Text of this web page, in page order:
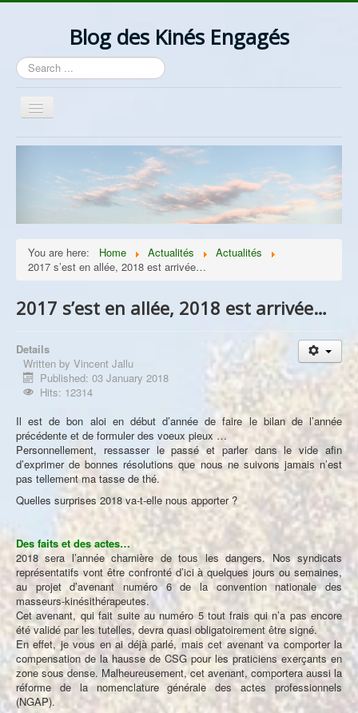
Blog des Kinés Engagés
Search
...
Toggle
Navigation
Bienvenue
Actualités
La Profession
Les Idées
Ordre/Contre Ordre
Lantzelot
À propos
You are here: Home Actualités
Actualités
2017 s’est en allée, 2018 est arrivée…
2017 s’est en allée, 2018 est arrivée…
Details
Written by Vincent Jallu
Published: 03 January 2018
Hits: 12314
Il est de bon aloi en début d’année de faire le bilan de l’année
précédente et de formuler des voeux pieux …
Personnellement, ressasser le passé et parler dans le vide afin
d’exprimer de bonnes résolutions que nous ne suivons jamais n’est
pas tellement ma tasse de thé.
Quelles surprises 2018 va-t-elle nous apporter ?
Des faits et des actes…
2018 sera l’année charnière de tous les dangers. Nos syndicats
représentatifs vont être confronté d’ici à quelques jours ou semaines,
au projet d’avenant numéro 6 de la convention nationale des
masseurs-kinésithérapeutes.
Cet avenant, qui fait suite au numéro 5 tout frais qui n’a pas encore
été validé par les tutelles, devra quasi obligatoirement être signé.
En effet, je vous en ai déjà parlé, mais cet avenant va comporter la
compensation de la hausse de CSG pour les praticiens exerçants en
zone sous dense. Malheureusement, cet avenant, comportera aussi la
réforme de la nomenclature générale des actes professionnels
(NGAP).